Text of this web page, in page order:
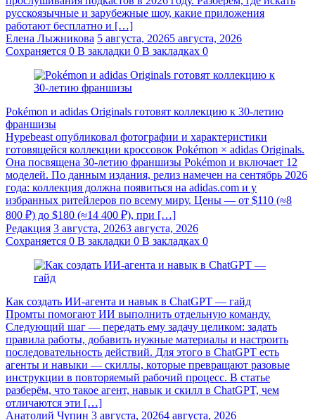
русскоязычные и зарубежные шоу, какие приложения
работают бесплатно и […]
Елена Лыжникова 5 августа, 20265 августа, 2026
Сохраняется 0 В закладки 0 В закладках 0
Pokémon и adidas Originals готовят коллекцию к 30-летию
франшизы
Hypebeast опубликовал фотографии и характеристики
готовящейся коллекции кроссовок Pokémon × adidas Originals.
Она посвящена 30-летию франшизы Pokémon и включает 12
моделей. По данным издания, релиз намечен на сентябрь 2026
года: коллекция должна появиться на adidas.com и у
избранных ритейлеров по всему миру. Цены — от $110 (≈8
800 ₽) до $180 (≈14 400 ₽), при […]
Редакция 3 августа, 20263 августа, 2026
Сохраняется 0 В закладки 0 В закладках 0
Как создать ИИ-агента и навык в ChatGPT — гайд
Промты помогают ИИ выполнить отдельную команду.
Следующий шаг — передать ему задачу целиком: задать
правила работы, добавить нужные материалы и настроить
последовательность действий. Для этого в ChatGPT есть
агенты и навыки — скиллы, которые превращают разовые
инструкции в повторяемый рабочий процесс. В статье
разберём, что такое агент, навык и скилл в ChatGPT, чем
отличаются эти […]
Анатолий Чупин 3 августа, 20264 августа, 2026